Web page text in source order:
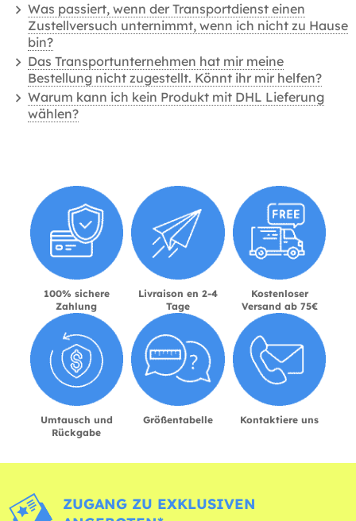
Was passiert, wenn der Transportdienst einen
Zustellversuch unternimmt, wenn ich nicht zu Hause
bin?
Das Transportunternehmen hat mir meine
Bestellung nicht zugestellt. Könnt ihr mir helfen?
Warum kann ich kein Produkt mit DHL Lieferung
wählen?
100% sichere
Zahlung
Livraison en 2-4
Tage
Kostenloser
Versand ab 75€
Umtausch und
Rückgabe
Größentabelle Kontaktiere uns
ZUGANG ZU EXKLUSIVEN